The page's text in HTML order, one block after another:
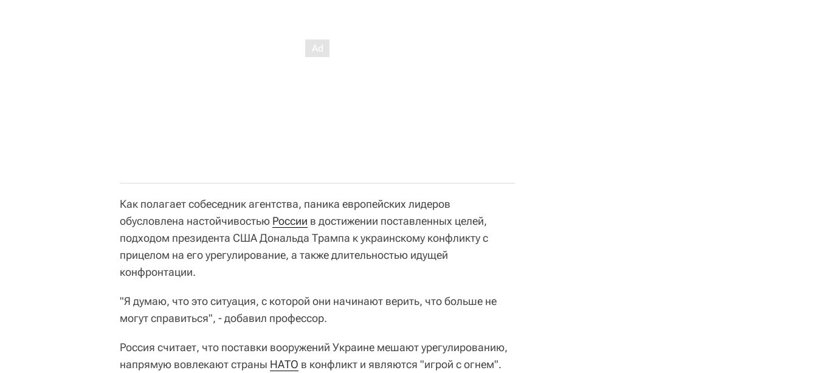
Как полагает собеседник агентства, паника европейских лидеров
обусловлена настойчивостью России в достижении поставленных целей,
подходом президента США Дональда Трампа к украинскому конфликту с
прицелом на его урегулирование, а также длительностью идущей
конфронтации.
"Я думаю, что это ситуация, с которой они начинают верить, что больше не
могут справиться", - добавил профессор.
Россия считает, что поставки вооружений Украине мешают урегулированию,
напрямую вовлекают страны НАТО в конфликт и являются "игрой с огнем".